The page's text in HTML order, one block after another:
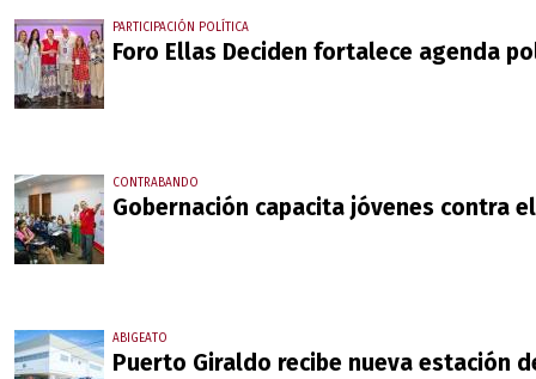
PARTICIPACIÓN POLÍTICA
Foro Ellas Deciden fortalece agenda
CONTRABANDO
Gobernación capacita jóvenes contra
ABIGEATO
Puerto Giraldo recibe nueva estación